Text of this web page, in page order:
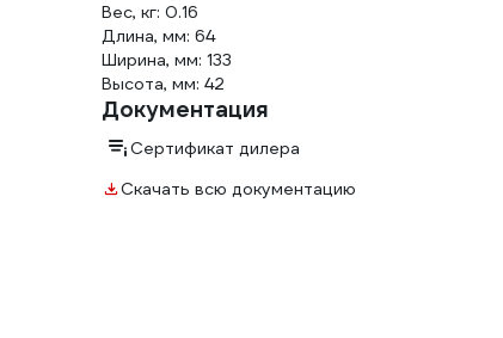
Вес, кг: 0.16
Длина, мм: 64
Ширина, мм: 133
Высота, мм: 42
Документация
Сертификат дилера
Скачать всю документацию